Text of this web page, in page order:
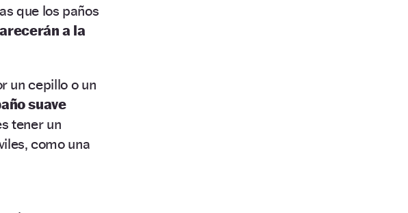
que los paños
a la
un cepillo o un
suave
tener un
como una